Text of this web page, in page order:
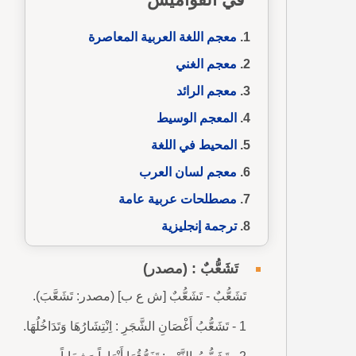
معجم اللغة العربية المعاصرة
معجم الغني
معجم الرائد
المعجم الوسيط
المحيط في اللغة
معجم لسان العرب
مصطلحات عربية عامة
ترجمة إنجليزية
تَشَعُّبٌ : (مصدر)
تَشَعُّبٌ - تَشَعُّبٌ [ش ع ب] (مصدر: تَشَعَّبَ).
1 - تَشَعُّبُ أَغْصَانِ الشَّجَرِ : اِنْتِشَارُهَا وَتَدَاخُلُهَا.